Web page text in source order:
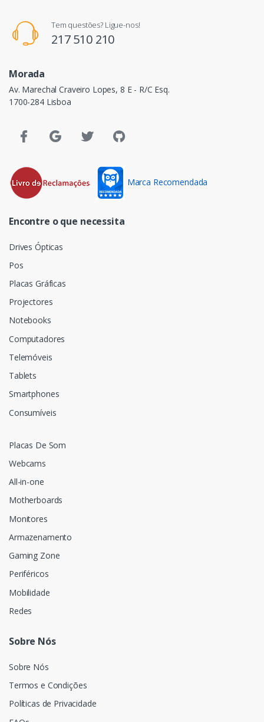
Tem questões? Ligue-nos!
217 510 210
Morada
Av. Marechal Craveiro Lopes, 8 E - R/C Esq.
1700-284 Lisboa
Marca Recomendada
Encontre o que necessita
Drives Ópticas
Pos
Placas Gráficas
Projectores
Notebooks
Computadores
Telemóveis
Tablets
Smartphones
Consumíveis
Placas De Som
Webcams
All-in-one
Motherboards
Monitores
Armazenamento
Gaming Zone
Periféricos
Mobilidade
Redes
Sobre Nós
Sobre Nós
Termos e Condições
Políticas de Privacidade